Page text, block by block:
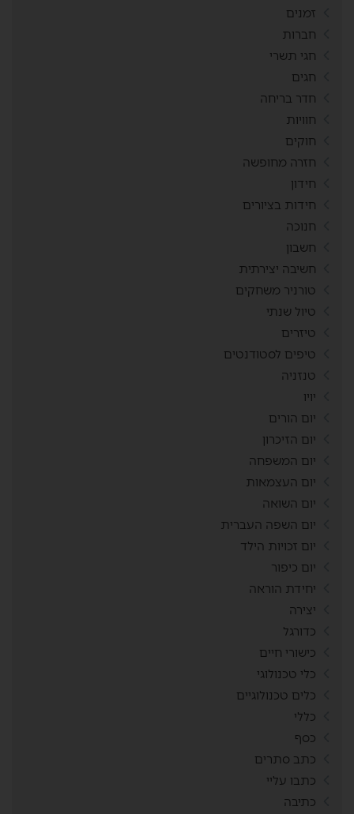
זמנים
חברות
חגי תשרי
חגים
חדר בריחה
חוויות
חוקים
חזרה מחופשה
חידון
חידות בציורים
חנוכה
חשבון
חשיבה יצירתית
טורניר משחקים
טיול שנתי
טיזרים
טיפים לסטודנטים
טנזניה
יויו
יום הורים
יום הזיכרון
יום המשפחה
יום העצמאות
יום השואה
יום השפה העברית
יום זכויות הילד
יום כיפור
יחידת הוראה
יצירה
כדורגל
כישורי חיים
כלי טכנולוגי
כלים טכנולוגיים
כללי
כסף
כתב סתרים
כתבו עליי
כתיבה